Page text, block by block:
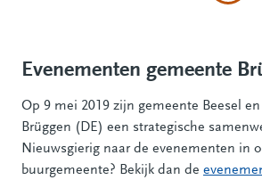
Evenementen gemeente
Op 9 mei 2019 zijn gemeente Beesel
Brüggen (DE) een strategische
Nieuwsgierig naar de evenementen in
buurgemeente? Bekijk dan de